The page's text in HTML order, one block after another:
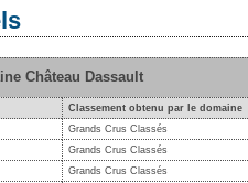
Château Dassault
Classement obtenu par le domaine
Grands Crus Classés
Grands Crus Classés
Grands Crus Classés